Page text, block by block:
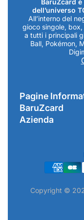
BaruZcard
dell’universo
All’interno del
gioco singole,
a tutti i principali
Ball, Pokémon,
Pagine
Contatti
Termini & Condizioni
Informativa
BaruZcard
Chi-sono
Scopri il Negozio
Azienda
Indirizzo Negozio:
19021 Arcola (SP)
P.IVA.:
Copyright ©